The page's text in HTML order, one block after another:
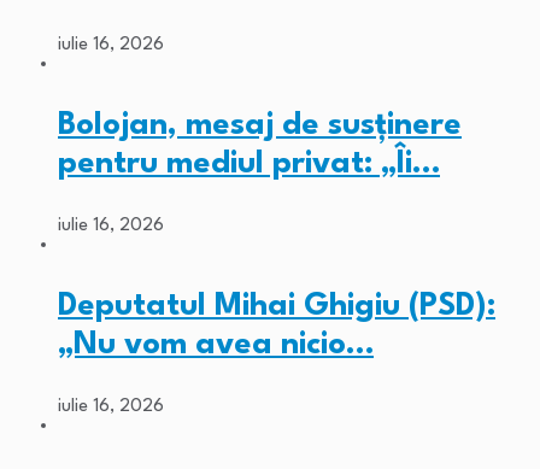
iulie 16, 2026
Bolojan, mesaj de susținere
pentru mediul privat: „Îi…
iulie 16, 2026
Deputatul Mihai Ghigiu (PSD):
„Nu vom avea nicio…
iulie 16, 2026